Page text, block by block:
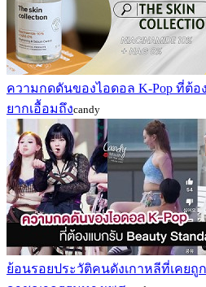
ความกดดันของไอดอล K-Pop ที่ต้อง
ยากเอื้อมถึงcandy
ย้อนรอยประวัติคนดังเกาหลีที่เคยถู